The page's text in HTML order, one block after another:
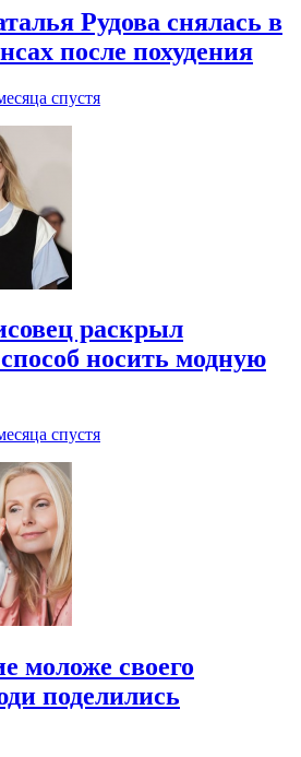
Рудова снялась в
после похудения
спустя
раскрыл
носить модную
спустя
моложе своего
поделились